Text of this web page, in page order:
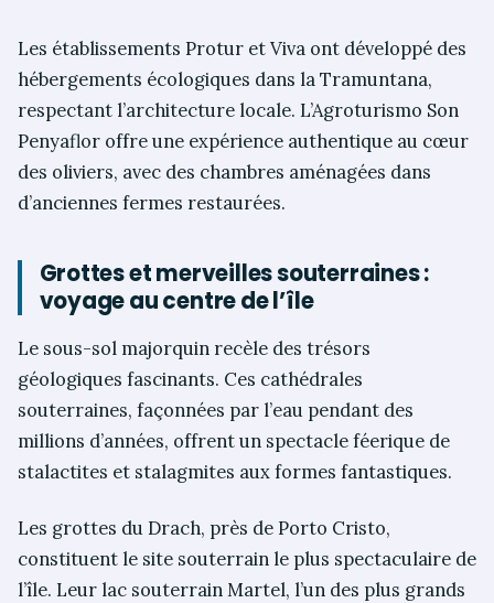
Les établissements Protur et Viva ont développé des
hébergements écologiques dans la Tramuntana,
respectant l’architecture locale. L’Agroturismo Son
Penyaflor offre une expérience authentique au cœur
des oliviers, avec des chambres aménagées dans
d’anciennes fermes restaurées.
Grottes et merveilles souterraines :
voyage au centre de l’île
Le sous-sol majorquin recèle des trésors
géologiques fascinants. Ces cathédrales
souterraines, façonnées par l’eau pendant des
millions d’années, offrent un spectacle féerique de
stalactites et stalagmites aux formes fantastiques.
Les grottes du Drach, près de Porto Cristo,
constituent le site souterrain le plus spectaculaire de
l’île. Leur lac souterrain Martel, l’un des plus grands